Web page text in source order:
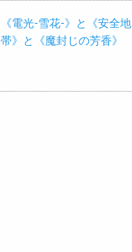
《電光-雪花-》と《安全地
帯》と《魔封じの芳香》